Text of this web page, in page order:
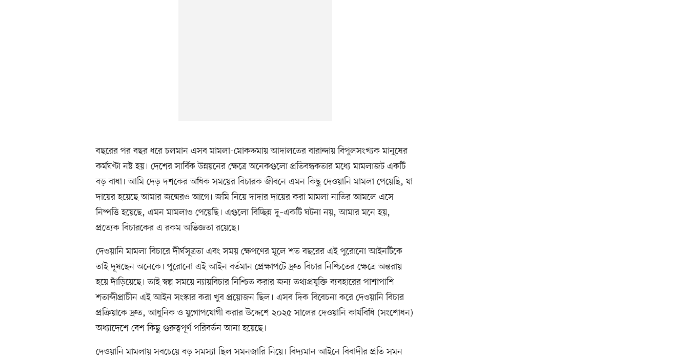
বছরের পর বছর ধরে চলমান এসব মামলা-মোকদ্দমায় আদালতের বারান্দায় বিপুলসংখ্যক মানুষের
কর্মঘণ্টা নষ্ট হয়। দেশের সার্বিক উন্নয়নের ক্ষেত্রে অনেকগুলো প্রতিবন্ধকতার মধ্যে মামলাজট একটি
বড় বাধা। আমি দেড় দশকের অধিক সময়ের বিচারক জীবনে এমন কিছু দেওয়ানি মামলা পেয়েছি, যা
দায়ের হয়েছে আমার জন্মেরও আগে। জমি নিয়ে দাদার দায়ের করা মামলা নাতির আমলে এসে
নিষ্পত্তি হয়েছে, এমন মামলাও পেয়েছি। এগুলো বিচ্ছিন্ন দু–একটি ঘটনা নয়, আমার মনে হয়,
প্রত্যেক বিচারকের এ রকম অভিজ্ঞতা রয়েছে।
দেওয়ানি মামলা বিচারে দীর্ঘসূত্রতা এবং সময় ক্ষেপণের মূলে শত বছরের এই পুরোনো আইনটিকে
তাই দূষছেন অনেকে। পুরোনো এই আইন বর্তমান প্রেক্ষাপটে দ্রুত বিচার নিশ্চিতের ক্ষেত্রে অন্তরায়
হয়ে দাঁড়িয়েছে। তাই স্বল্প সময়ে ন্যায়বিচার নিশ্চিত করার জন্য তথ্যপ্রযুক্তি ব্যবহারের পাশাপাশি
শতাব্দীপ্রাচীন এই আইন সংস্কার করা খুব প্রয়োজন ছিল। এসব দিক বিবেচনা করে দেওয়ানি বিচার
প্রক্রিয়াকে দ্রুত, আধুনিক ও যুগোপযোগী করার উদ্দেশে ২০২৫ সালের দেওয়ানি কার্যবিধি (সংশোধন)
অধ্যাদেশে বেশ কিছু গুরুত্বপূর্ণ পরিবর্তন আনা হয়েছে।
দেওয়ানি মামলায় সবচেয়ে বড় সমস্যা ছিল সমনজারি নিয়ে। বিদ্যমান আইনে বিবাদীর প্রতি সমন